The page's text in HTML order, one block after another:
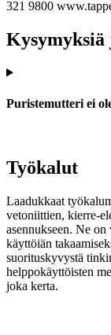
321 9800
Kysymyksiä
Puristemutteri ei
Työkalut
Laadukkaat
vetoniittien, kierre-
asennukseen. Ne
käyttöiän
suorituskyvystä
helppokäyttöisten
joka kerta.